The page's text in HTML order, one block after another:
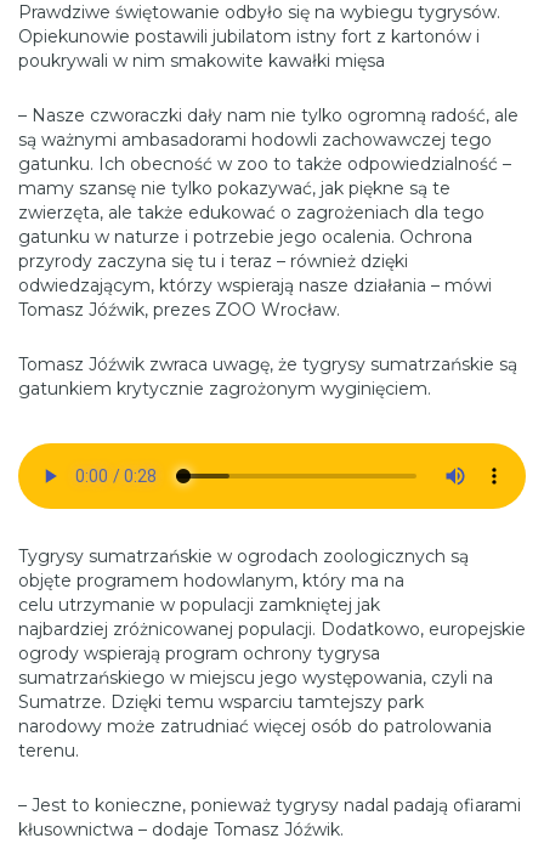
Prawdziwe świętowanie odbyło się na wybiegu tygrysów.
Opiekunowie postawili jubilatom istny fort z kartonów i
poukrywali w nim smakowite kawałki mięsa
– Nasze czworaczki dały nam nie tylko ogromną radość, ale
są ważnymi ambasadorami hodowli zachowawczej tego
gatunku. Ich obecność w zoo to także odpowiedzialność –
mamy szansę nie tylko pokazywać, jak piękne są te
zwierzęta, ale także edukować o zagrożeniach dla tego
gatunku w naturze i potrzebie jego ocalenia. Ochrona
przyrody zaczyna się tu i teraz – również dzięki
odwiedzającym, którzy wspierają nasze działania – mówi
Tomasz Jóźwik, prezes ZOO Wrocław.
Tomasz Jóźwik zwraca uwagę, że tygrysy sumatrzańskie są
gatunkiem krytycznie zagrożonym wyginięciem.
Tygrysy sumatrzańskie w ogrodach zoologicznych są
objęte programem hodowlanym, który ma na
celu utrzymanie w populacji zamkniętej jak
najbardziej zróżnicowanej populacji. Dodatkowo, europejskie
ogrody wspierają program ochrony tygrysa
sumatrzańskiego w miejscu jego występowania, czyli na
Sumatrze. Dzięki temu wsparciu tamtejszy park
narodowy może zatrudniać więcej osób do patrolowania
terenu.
– Jest to konieczne, ponieważ tygrysy nadal padają ofiarami
kłusownictwa – dodaje Tomasz Jóźwik.